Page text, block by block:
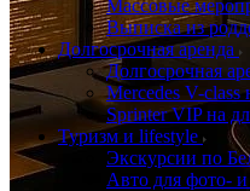
Массовые
Выписка из
Долгосрочная аренда
Долгосрочная
Mercedes V-class
Sprinter VIP на
Туризм и lifestyle
Экскурсии по
Авто для фото-